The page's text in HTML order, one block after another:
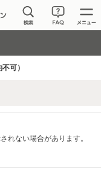
可）
れない場合があります。